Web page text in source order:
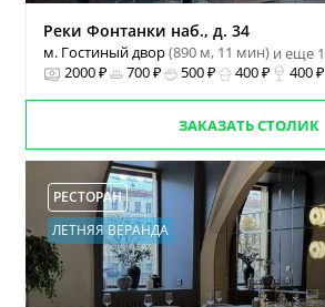
Реки Фонтанки наб., д. 34
м. Гостиный двор(890 м, 11 мин) и еще 1
2000 ₽
700 ₽ 500 ₽ 400 ₽ 400 ₽
ЗАКАЗАТЬ СТОЛИК
РЕСТОРАН
ЛЕТНЯЯ ВЕРАНДА